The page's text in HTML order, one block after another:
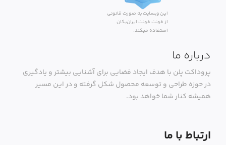
درباره ما
پروداکت پلن با هدف ایجاد فضایی برای آشنایی بیشتر و یادگیری
در حوزه طراحی و توسعه محصول شکل گرفته و در این مسیر
همیشه کنار شما خواهد بود.
ارتباط با ما
این وبسایت به صورت قانونی
از فونت فونت ایران‌یکان
استفاده میکند.